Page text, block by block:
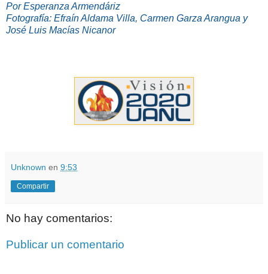
Por Esperanza Armendáriz
Fotografía: Efraín Aldama Villa, Carmen Garza Arangua y
José Luis Macías Nicanor
Unknown en 9:53
Compartir
No hay comentarios:
Publicar un comentario